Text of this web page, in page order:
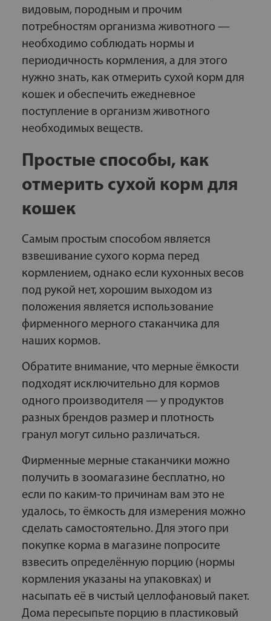
видовым, породным и прочим
потребностям организма животного —
необходимо соблюдать нормы и
периодичность кормления, а для этого
нужно знать, как отмерить сухой корм для
кошек и обеспечить ежедневное
поступление в организм животного
необходимых веществ.
Простые способы, как
отмерить сухой корм для
кошек
Самым простым способом является
взвешивание сухого корма перед
кормлением, однако если кухонных весов
под рукой нет, хорошим выходом из
положения является использование
фирменного мерного стаканчика для
наших кормов.
Обратите внимание, что мерные ёмкости
подходят исключительно для кормов
одного производителя — у продуктов
разных брендов размер и плотность
гранул могут сильно различаться.
Фирменные мерные стаканчики можно
получить в зоомагазине бесплатно, но
если по каким-то причинам вам это не
удалось, то ёмкость для измерения можно
сделать самостоятельно. Для этого при
покупке корма в магазине попросите
взвесить определённую порцию (нормы
кормления указаны на упаковках) и
насыпать её в чистый целлофановый пакет.
Дома пересыпьте порцию в пластиковый